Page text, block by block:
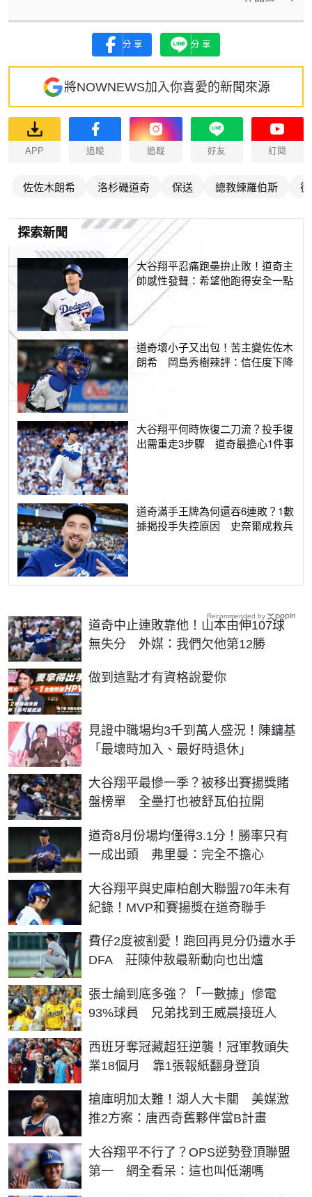
分享 分享
將NOWNEWS加入你喜愛的新聞來源
APP 追蹤 追蹤 好友 訂閱
佐佐木朗希 洛杉磯道奇 保送 總教練羅伯斯
探索新聞
大谷翔平忍痛跑壘拚止敗！道奇主
帥感性發聲：希望他跑得安全一點
道奇壞小子又出包！苦主變佐佐木
朗希 岡島秀樹辣評：信任度下降
大谷翔平何時恢復二刀流？投手復
出需重走3步驟 道奇最擔心1件事
道奇滿手王牌為何還吞6連敗？1數
據揭投手失控原因 史奈爾成救兵
道奇中止連敗靠他！山本由伸107球
無失分 外媒：我們欠他第12勝
做到這點才有資格說愛你
PR
見證中職場均3千到萬人盛況！陳鏞基
「最壞時加入、最好時退休」
大谷翔平最慘一季？被移出賽揚獎賭
盤榜單 全壘打也被舒瓦伯拉開
道奇8月份場均僅得3.1分！勝率只有
一成出頭 弗里曼：完全不擔心
大谷翔平與史庫柏創大聯盟70年未有
紀錄！MVP和賽揚獎在道奇聯手
費仔2度被割愛！跑回再見分仍遭水手
DFA 莊陳仲敖最新動向也出爐
張士綸到底多強？「一數據」慘電
93%球員 兄弟找到王威晨接班人
西班牙奪冠藏超狂逆襲！冠軍教頭失
業18個月 靠1張報紙翻身登頂
搶庫明加太難！湖人大卡關 美媒激
推2方案：唐西奇舊夥伴當B計畫
大谷翔平不行了？OPS逆勢登頂聯盟
第一 網全看呆：這也叫低潮嗎
Recommended by